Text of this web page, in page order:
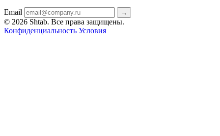
Email →
© 2026 Shtab. Все права защищены.
Конфиденциальность Условия